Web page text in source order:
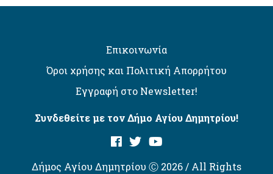
Επικοινωνία
Όροι χρήσης και Πολιτική Απορρήτου
Εγγραφή στο Newsletter!
Συνδεθείτε με τον Δήμο Αγίου Δημητρίου!
Δήμος Αγίου Δημητρίου Ⓒ 2026 / All Rights